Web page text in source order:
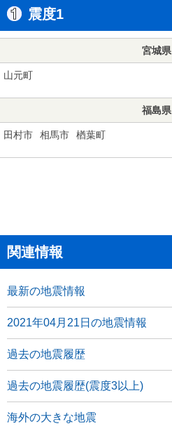
震度1
宮城県
山元町
福島県
田村市 相馬市 楢葉町
関連情報
最新の地震情報
2021年04月21日の地震情報
過去の地震履歴
過去の地震履歴(震度3以上)
海外の大きな地震